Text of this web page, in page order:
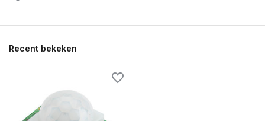
Recent bekeken